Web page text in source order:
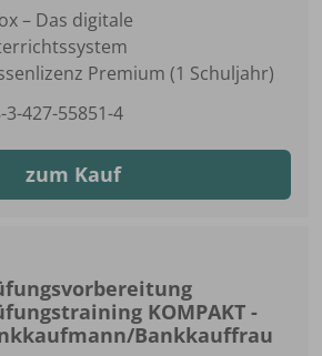
– Das digitale
Premium (1 Schuljahr)
3-427-55851-4
zum Kauf
KOMPAKT -
Bankkauffrau